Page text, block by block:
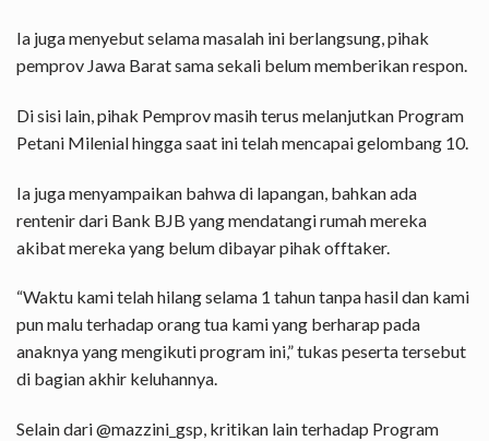
Ia juga menyebut selama masalah ini berlangsung, pihak
pemprov Jawa Barat sama sekali belum memberikan respon.
Di sisi lain, pihak Pemprov masih terus melanjutkan Program
Petani Milenial hingga saat ini telah mencapai gelombang 10.
Ia juga menyampaikan bahwa di lapangan, bahkan ada
rentenir dari Bank BJB yang mendatangi rumah mereka
akibat mereka yang belum dibayar pihak offtaker.
“Waktu kami telah hilang selama 1 tahun tanpa hasil dan kami
pun malu terhadap orang tua kami yang berharap pada
anaknya yang mengikuti program ini,” tukas peserta tersebut
di bagian akhir keluhannya.
Selain dari @mazzini_gsp, kritikan lain terhadap Program